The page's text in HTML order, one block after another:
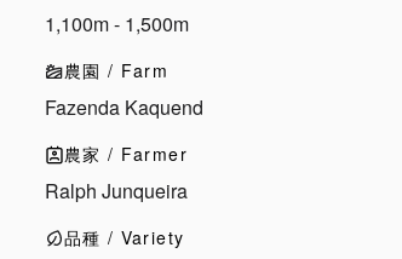
1,100m - 1,500m
農園 / Farm
Fazenda Kaquend
農家 / Farmer
Ralph Junqueira
品種 / Variety